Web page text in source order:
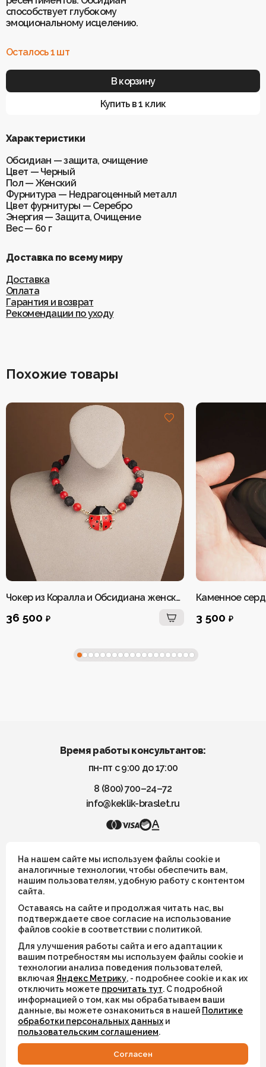
Для клиентов
Доставка
Гарантия и возврат
Обучение «Браслеты Мастера: искусство
и бизнес с камнями»
Блог
ИП Шахрай Светлана Михайловна
ИНН 263500194811
ОГРН 305263515900181
Разработка сайта
ИЗБРАННОЕ
способствует глубокому
эмоциональному исцелению.
Осталось 1 шт
В корзину
Купить в 1 клик
Характеристики
Обсидиан — защита, очищение
Цвет — Черный
Пол — Женский
Фурнитура — Недрагоценный металл
Цвет фурнитуры — Серебро
Энергия — Защита, Очищение
Вес — 60 г
Доставка по всему миру
Доставка
Оплата
Гарантия и возврат
Рекомендации по уходу
Похожие товары
Чокер из Коралла и Обсидиана женский
36 500 ₽
Каменное
3 500 ₽
Время работы консультантов:
пн-пт с 9:00 до 17:00
8 (800) 700–24–72
info@keklik-braslet.ru
Все украшения носят символический смысл и не имеют
целительных или иных магических свойств
ИП Шахрай Светлана Михайловна
ИНН 263500194811
ОГРН 305263515900181
© 2026
Разработка сайтаWEBELEMENT
На нашем сайте мы используем файлы cookie и
аналогичные технологии, чтобы обеспечить вам,
нашим пользователям, удобную работу с контентом
сайта.
Оставаясь на сайте и продолжая читать нас, вы
подтверждаете свое согласие на использование
файлов cookie в соответствии с политикой.
Для улучшения работы сайта и его адаптации к
вашим потребностям мы используем файлы cookie и
технологии анализа поведения пользователей,
включая Яндекс Метрику, - подробнее cookie и как их
отключить можете прочитать тут. С подробной
информацией о том, как мы обрабатываем ваши
данные, вы можете ознакомиться в нашей Политике
обработки персональных данных и
пользовательским соглашением.
Cогласен